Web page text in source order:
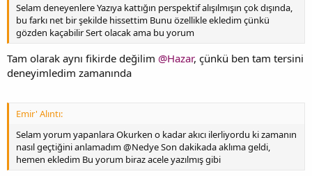
Selam deneyenlere Yazıya kattığın perspektif alışılmışın çok dışında,
bu farkı net bir şekilde hissettim Bunu özellikle ekledim çünkü
gözden kaçabilir Sert olacak ama bu yorum
Tam olarak aynı fikirde değilim @Hazar, çünkü ben tam tersini
deneyimledim zamanında
Emir' Alıntı:
Selam yorum yapanlara Okurken o kadar akıcı ilerliyordu ki zamanın
nasıl geçtiğini anlamadım @Nedye Son dakikada aklıma geldi,
hemen ekledim Bu yorum biraz acele yazılmış gibi